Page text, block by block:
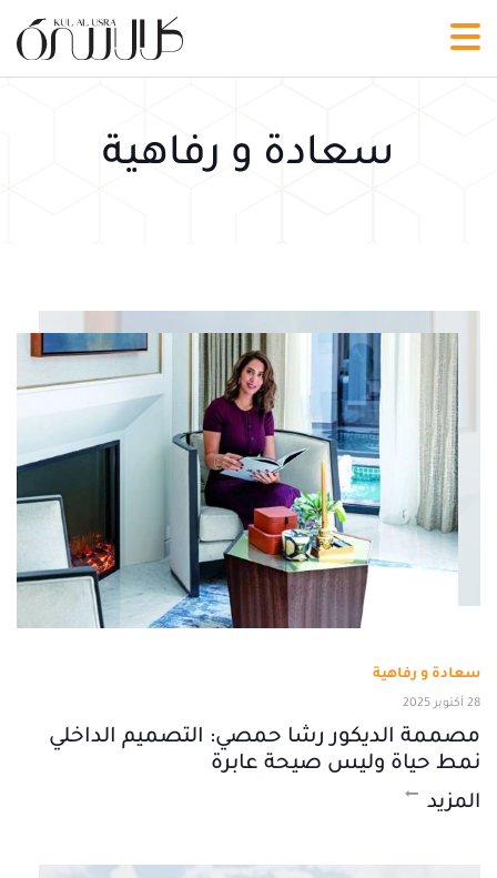
سعادة و رفاهية
سعادة و رفاهية
28 أكتوبر 2025
مصممة الديكور رشا حمصي: التصميم الداخلي
نمط حياة وليس صيحة عابرة
المزيد